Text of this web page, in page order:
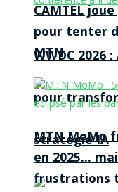
WWDC 2026
pour
stratégie IA
CAMTEL
pour tenter
MTN
MTN MoMo
en 2025…
frustrations